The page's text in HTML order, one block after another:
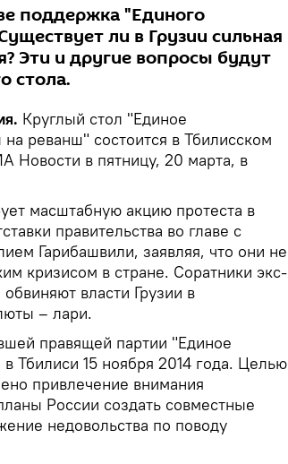
поддержка "Единого
ли в Грузии сильная
Эти и другие вопросы будут
стола.
Круглый стол "Единое
реванш" состоится в Тбилисском
Новости в пятницу, 20 марта, в
масштабную акцию протеста в
правительства во главе с
Гарибашвили, заявляя, что они не
кризисом в стране. Соратники экс-
власти Грузии в
– лари.
правящей партии "Единое
Тбилиси 15 ноября 2014 года. Целью
привлечение внимания
России создать совместные
недовольства по поводу